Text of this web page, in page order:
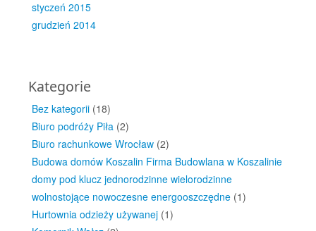
styczeń 2015
grudzień 2014
Kategorie
Bez kategorii (18)
Biuro podróży Piła (2)
Biuro rachunkowe Wrocław (2)
Budowa domów Koszalin Firma Budowlana w Koszalinie
domy pod klucz jednorodzinne wielorodzinne
wolnostojące nowoczesne energooszczędne (1)
Hurtownia odzieży używanej (1)